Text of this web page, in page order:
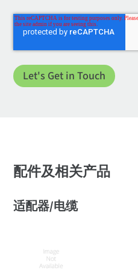
配件及相关产品
适配器/电缆